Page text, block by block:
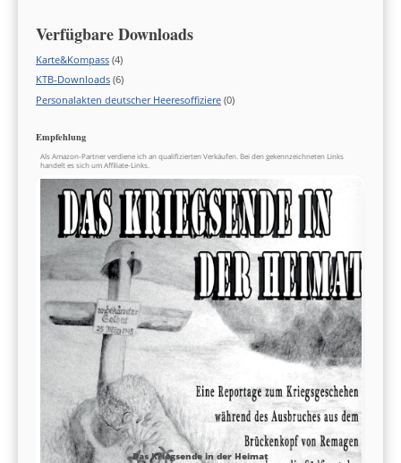
Verfügbare Downloads
Karte&Kompass (4)
KTB-Downloads (6)
Personalakten deutscher Heeresoffiziere (0)
Empfehlung
Als Amazon-Partner verdiene ich an qualifizierten Verkäufen. Bei den gekennzeichneten Links
handelt es sich um Affiliate-Links.
Das Kriegsende in der Heimat